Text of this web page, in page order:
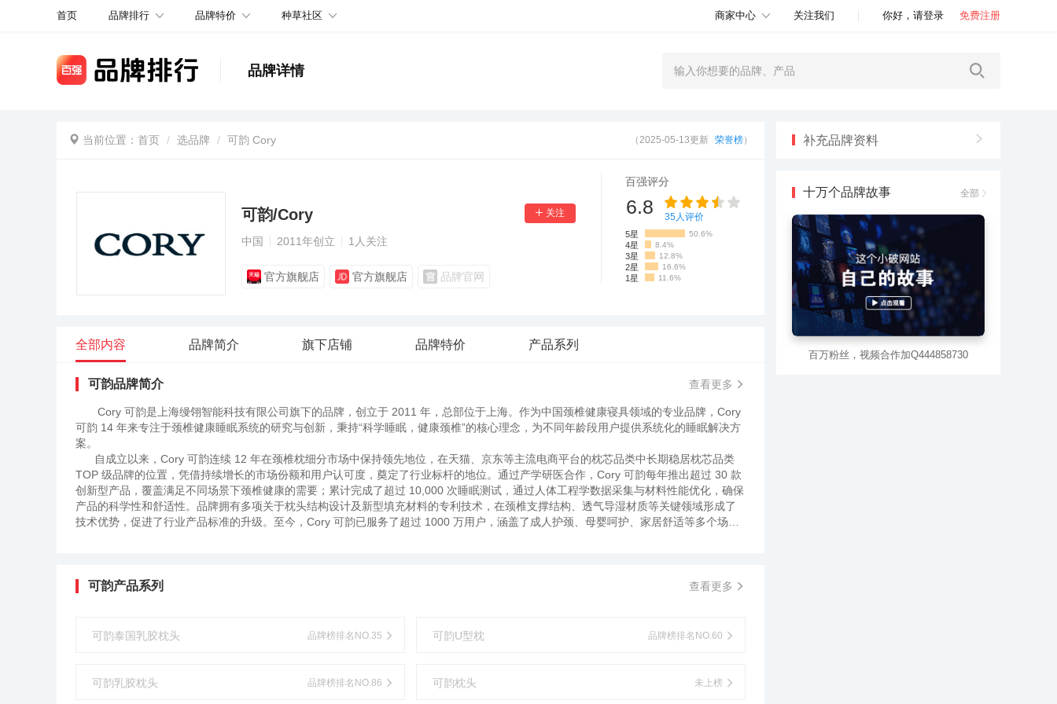
首页 品牌排行 品牌特价 种草社区 商家中心 关注我们 你好，请登录 免费注册
品牌详情
当前位置： 首页 选品牌 可韵 Cory （2025-05-13更新 荣誉榜）
可韵/Cory
中国 2011年创立 1 人关注
官方旗舰店 官方旗舰店 品牌官网
百强评分
6.8 35人评价
5星 50.6%
4星 8.4%
3星 12.8%
2星 16.6%
1星 11.6%
全部内容 品牌简介 旗下店铺 品牌特价 产品系列
可韵品牌简介 查看更多
Cory 可韵是上海缦翎智能科技有限公司旗下的品牌，创立于 2011 年，总部位于上海。作为中国颈椎健康寝具领域的专业品牌，Cory
可韵 14 年来专注于颈椎健康睡眠系统的研究与创新，秉持“科学睡眠，健康颈椎”的核心理念，为不同年龄段用户提供系统化的睡眠解决方
案。
自成立以来，Cory 可韵连续 12 年在颈椎枕细分市场中保持领先地位，在天猫、京东等主流电商平台的枕芯品类中长期稳居枕芯品类
TOP 级品牌的位置，凭借持续增长的市场份额和用户认可度，奠定了行业标杆的地位。通过产学研医合作，Cory 可韵每年推出超过 30 款
创新型产品，覆盖满足不同场景下颈椎健康的需要；累计完成了超过 10,000 次睡眠测试，通过人体工程学数据采集与材料性能优化，确保
产品的科学性和舒适性。品牌拥有多项关于枕头结构设计及新型填充材料的专利技术，在颈椎支撑结构、透气导湿材质等关键领域形成了
技术优势，促进了行业产品标准的升级。至今，Cory 可韵已服务了超过 1000 万用户，涵盖了成人护颈、母婴呵护、家居舒适等多个场
可韵产品系列 查看更多
可韵泰国乳胶枕头 品牌榜排名NO.35 可韵U型枕 品牌榜排名NO.60
可韵乳胶枕头 品牌榜排名NO.86 可韵枕头 未上榜
补充品牌资料
十万个品牌故事 全部
百万粉丝，视频合作加Q444858730